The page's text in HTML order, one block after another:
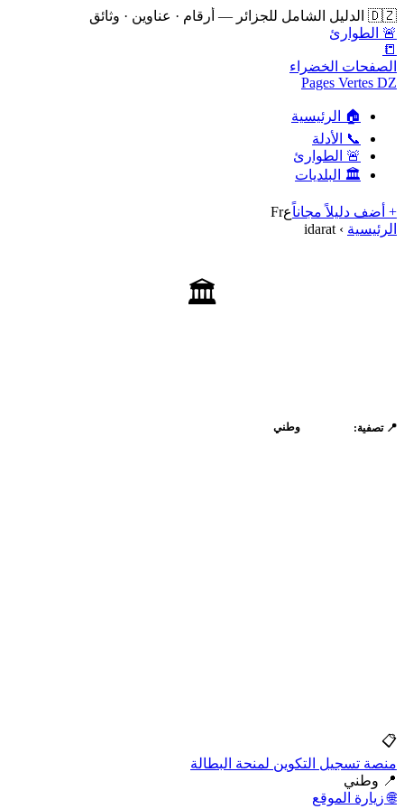
🇩🇿 الدليل الشامل للجزائر — أرقام · عناوين · وثائق
🚨 الطوارئ
📒
الصفحات الخضراء
Pages Vertes DZ
🏠 الرئيسية
📞 الأدلة
🚨 الطوارئ
🏛️ البلديات
+ أضف دليلاً مجاناًعFr
الرئيسية ›
idarat
🏛️
📍 تصفية: وطني
📋
منصة تسجيل التكوين لمنحة البطالة
📍 وطني
🌐 زيارة الموقع